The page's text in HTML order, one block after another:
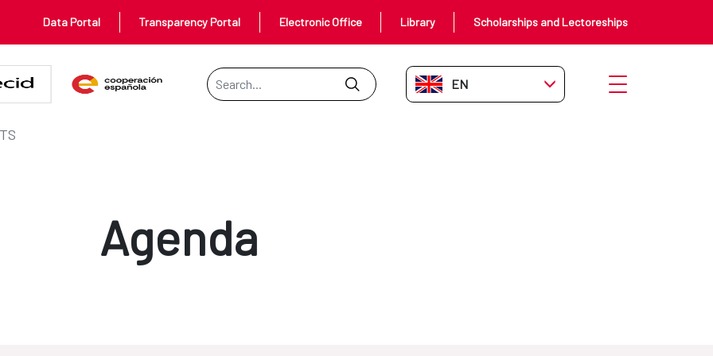
Data Portal Transparency Portal Electronic Office Library Scholarships and Lectoreships
Search Bar
EN-GB Open menu
Agenda